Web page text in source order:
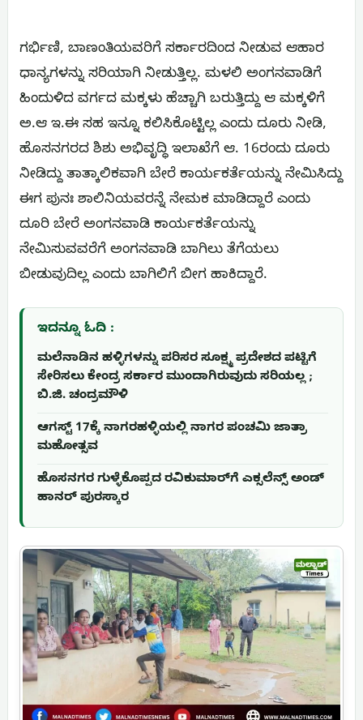
ಗರ್ಭಿಣಿ, ಬಾಣಂತಿಯವರಿಗೆ ಸರ್ಕಾರದಿಂದ ನೀಡುವ ಆಹಾರ
ಧಾನ್ಯಗಳನ್ನು ಸರಿಯಾಗಿ ನೀಡುತ್ತಿಲ್ಲ. ಮಳಲಿ ಅಂಗನವಾಡಿಗೆ
ಹಿಂದುಳಿದ ವರ್ಗದ ಮಕ್ಕಳು ಹೆಚ್ಚಾಗಿ ಬರುತ್ತಿದ್ದು ಆ ಮಕ್ಕಳಿಗೆ
ಅ.ಆ ಇ.ಈ ಸಹ ಇನ್ನೂ ಕಲಿಸಿಕೊಟ್ಟಿಲ್ಲ ಎಂದು ದೂರು ನೀಡಿ,
ಹೊಸನಗರದ ಶಿಶು ಅಭಿವೃದ್ಧಿ ಇಲಾಖೆಗೆ ಆ. 16ರಂದು ದೂರು
ನೀಡಿದ್ದು ತಾತ್ಕಾಲಿಕವಾಗಿ ಬೇರೆ ಕಾರ್ಯಕರ್ತೆಯನ್ನು ನೇಮಿಸಿದ್ದು
ಈಗ ಪುನಃ ಶಾಲಿನಿಯವರನ್ನೆ ನೇಮಕ ಮಾಡಿದ್ದಾರೆ ಎಂದು
ದೂರಿ ಬೇರೆ ಅಂಗನವಾಡಿ ಕಾರ್ಯಕರ್ತೆಯನ್ನು
ನೇಮಿಸುವವರೆಗೆ ಅಂಗನವಾಡಿ ಬಾಗಿಲು ತೆಗೆಯಲು
ಬೀಡುವುದಿಲ್ಲ ಎಂದು ಬಾಗಿಲಿಗೆ ಬೀಗ ಹಾಕಿದ್ದಾರೆ.
ಇದನ್ನೂ ಓದಿ :
ಮಲೆನಾಡಿನ ಹಳ್ಳಿಗಳನ್ನು ಪರಿಸರ ಸೂಕ್ಷ್ಮ ಪ್ರದೇಶದ ಪಟ್ಟಿಗೆ
ಸೇರಿಸಲು ಕೇಂದ್ರ ಸರ್ಕಾರ ಮುಂದಾಗಿರುವುದು ಸರಿಯಲ್ಲ ;
ಬಿ.ಜಿ. ಚಂದ್ರಮೌಳಿ
ಆಗಸ್ಟ್ 17ಕ್ಕೆ ನಾಗರಹಳ್ಳಿಯಲ್ಲಿ ನಾಗರ ಪಂಚಮಿ ಜಾತ್ರಾ
ಮಹೋತ್ಸವ
ಹೊಸನಗರ ಗುಳ್ಳೆಕೊಪ್ಪದ ರವಿಕುಮಾರ್‌ಗೆ ಎಕ್ಸಲೆನ್ಸ್ ಅಂಡ್
ಹಾನರ್ ಪುರಸ್ಕಾರ